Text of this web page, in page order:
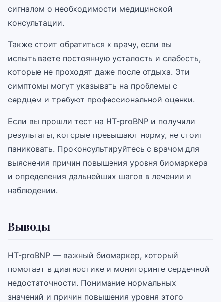
сигналом о необходимости медицинской
консультации.
Также стоит обратиться к врачу, если вы
испытываете постоянную усталость и слабость,
которые не проходят даже после отдыха. Эти
симптомы могут указывать на проблемы с
сердцем и требуют профессиональной оценки.
Если вы прошли тест на НТ-proBNP и получили
результаты, которые превышают норму, не стоит
паниковать. Проконсультируйтесь с врачом для
выяснения причин повышения уровня биомаркера
и определения дальнейших шагов в лечении и
наблюдении.
Выводы
НТ-proBNP — важный биомаркер, который
помогает в диагностике и мониторинге сердечной
недостаточности. Понимание нормальных
значений и причин повышения уровня этого